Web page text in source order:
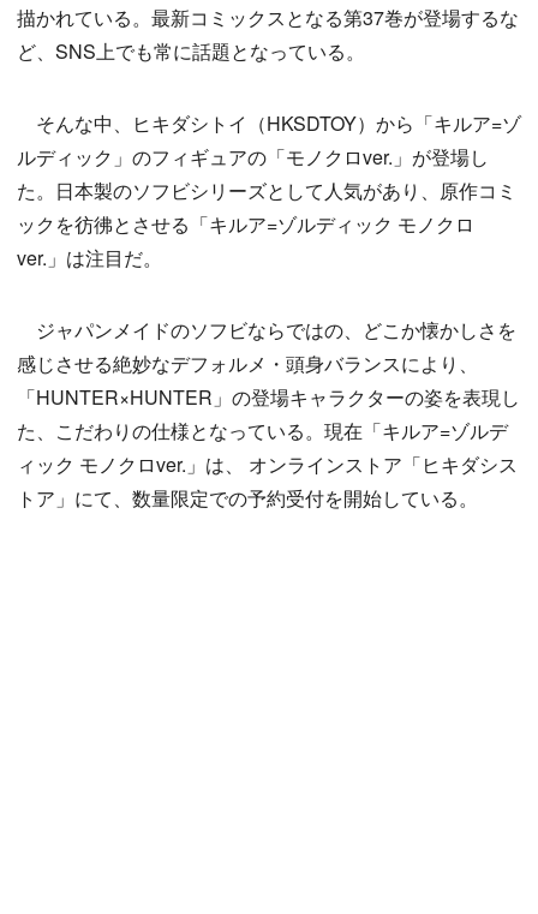
描かれている。最新コミックスとなる第37巻が登場するな
ど、SNS上でも常に話題となっている。
そんな中、ヒキダシトイ（HKSDTOY）から「キルア=ゾ
ルディック」のフィギュアの「モノクロver.」が登場し
た。日本製のソフビシリーズとして人気があり、原作コミ
ックを彷彿とさせる「キルア=ゾルディック モノクロ
ver.」は注目だ。
ジャパンメイドのソフビならではの、どこか懐かしさを
感じさせる絶妙なデフォルメ・頭身バランスにより、
「HUNTER×HUNTER」の登場キャラクターの姿を表現し
た、こだわりの仕様となっている。現在「キルア=ゾルデ
ィック モノクロver.」は、 オンラインストア「ヒキダシス
トア」にて、数量限定での予約受付を開始している。